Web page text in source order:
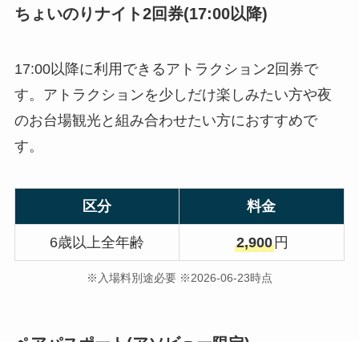
ちょいのりナイト2回券(17:00以降)
17:00以降に利用できるアトラクション2回券で
す。アトラクションを少しだけ楽しみたい方や夜
のお台場観光と組み合わせたい方におすすめで
す。
区分 料金
6歳以上全年齢 2,900円
※入場料別途必要 ※2026-06-23時点